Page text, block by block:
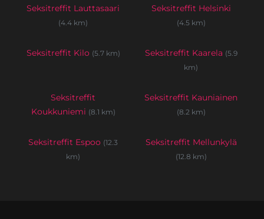
Seksitreffit Lauttasaari
(4.4 km)
Seksitreffit Helsinki
(4.5 km)
Seksitreffit Kilo (5.7 km) Seksitreffit Kaarela (5.9
km)
Seksitreffit
Koukkuniemi (8.1 km)
Seksitreffit Kauniainen
(8.2 km)
Seksitreffit Espoo (12.3
km)
Seksitreffit Mellunkylä
(12.8 km)